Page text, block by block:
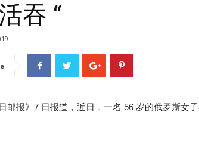
吞 “
邮报》7 日报道，近日，一名 56 岁的俄罗斯女